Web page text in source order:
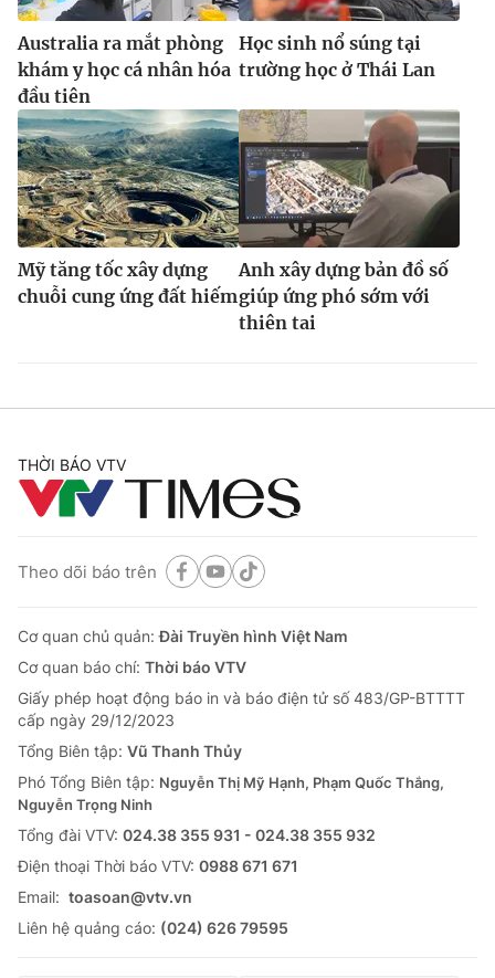
Australia ra mắt phòng
khám y học cá nhân hóa
đầu tiên
Học sinh nổ súng tại
trường học ở Thái Lan
Mỹ tăng tốc xây dựng
chuỗi cung ứng đất hiếm
Anh xây dựng bản đồ số
giúp ứng phó sớm với
thiên tai
THỜI BÁO VTV
Theo dõi báo trên
Cơ quan chủ quản:Đài Truyền hình Việt Nam
Cơ quan báo chí: Thời báo VTV
Giấy phép hoạt động báo in và báo điện tử số 483/GP-BTTTT
cấp ngày 29/12/2023
Tổng Biên tập: Vũ Thanh Thủy
Phó Tổng Biên tập: Nguyễn Thị Mỹ Hạnh, Phạm Quốc Thắng,
Nguyễn Trọng Ninh
Tổng đài VTV: 024.38 355 931 - 024.38 355 932
Ðiện thoại Thời báo VTV: 0988 671 671
Email: toasoan@vtv.vn
Liên hệ quảng cáo: (024) 626 79595